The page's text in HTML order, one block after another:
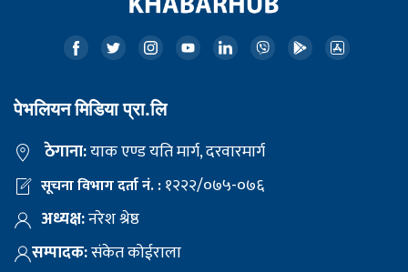
पेभलियन मिडिया प्रा.लि
ठेगाना:याक एण्ड यति मार्ग, दरवारमार्ग
सूचना विभाग दर्ता नं. :१२२२/०७५-०७६
अध्यक्ष:नरेश श्रेष्ठ
सम्पादक:संकेत कोईराला